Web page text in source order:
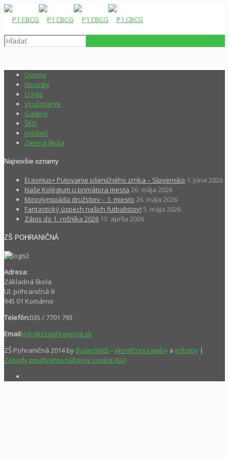
Domov
Novinky
O nás
Vyučovanie
Galéria
ŠKD
Jedáleň
Zelená škola
Najnovšie oznamy
Erasmus+ Putovanie pšeničného zrnka – Slovensko 1. júna 2026
Naše Kolégium u primátora mesta 26. mája 2026
Miniolympiáda družstiev – 1. miesto 26. mája 2026
Fantastický úspech našich futbalistov! 5. mája 2026
Zápis do 1. ročníka 2026 13. apríla 2026
ZŠ POHRANIČNÁ
Adresa:
Základná škola
Ul. pohraničná 9
945 01 Komárno
Telefón:035 / 7701 793
Email:info@zspohranicna.sk
ZŠ Pohraničná 2014 by BugesWeb -WordPress weby a eshopy |
Zásady používania súborov cookie (EÚ)